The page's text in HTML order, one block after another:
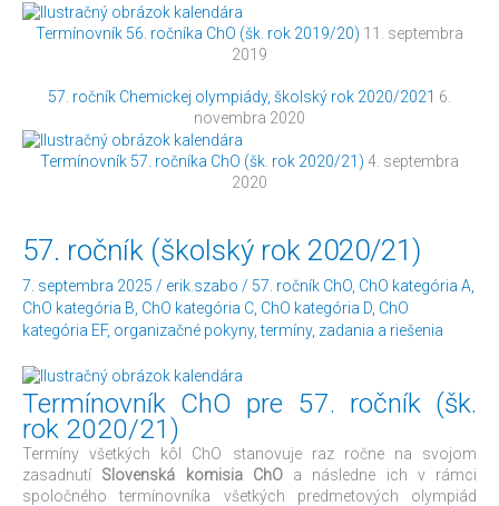
Termínovník 56. ročníka ChO (šk. rok 2019/20) 11. septembra
2019
57. ročník Chemickej olympiády, školský rok 2020/2021 6.
novembra 2020
Termínovník 57. ročníka ChO (šk. rok 2020/21) 4. septembra
2020
57. ročník (školský rok 2020/21)
7. septembra 2025 / erik.szabo / 57. ročník ChO ChO kategória A
ChO kategória B ChO kategória C ChO kategória D ChO
kategória EF, organizačné pokyny,termíny, zadania a riešenia
Termínovník ChO pre 57. ročník (šk.
rok 2020/21)
Termíny všetkých kôl ChO stanovuje raz ročne na svojom
zasadnutí Slovenská komisia ChOa následne ich v rámci
spoločného termínovníka všetkých predmetových olympiád
57.
ročník
(školský
rok
2020/21)